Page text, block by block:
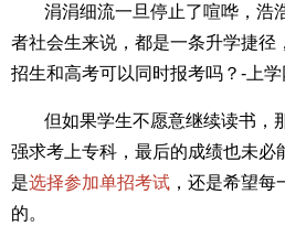
涓涓细流一旦停止了喧哗，浩
者社会生来说，都是一条升学捷径
招生和高考可以同时报考吗？-上
但如果学生不愿意继续读书，
强求考上专科，最后的成绩也未必
是选择参加单招考试 ，还是希望
的。